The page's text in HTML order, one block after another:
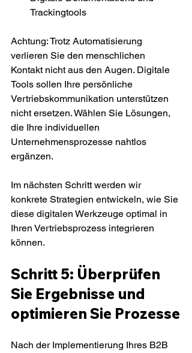
Trackingtools
Achtung: Trotz Automatisierung
verlieren Sie den menschlichen
Kontakt nicht aus den Augen. Digitale
Tools sollen Ihre persönliche
Vertriebskommunikation unterstützen
nicht ersetzen. Wählen Sie Lösungen,
die Ihre individuellen
Unternehmensprozesse nahtlos
ergänzen.
Im nächsten Schritt werden wir
konkrete Strategien entwickeln, wie Sie
diese digitalen Werkzeuge optimal in
Ihren Vertriebsprozess integrieren
können.
Schritt 5: Überprüfen
Sie Ergebnisse und
optimieren Sie Prozesse
Nach der Implementierung Ihres B2B